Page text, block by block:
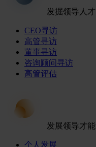
发掘领导人才
CEO寻访
高管寻访
董事寻访
咨询顾问寻访
高管评估
发展领导才能
个人发展